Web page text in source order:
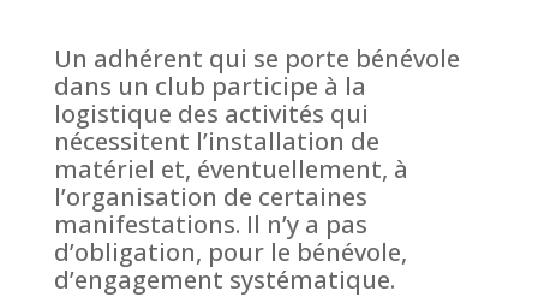
Un adhérent qui se porte bénévole
dans un club participe à la
logistique des activités qui
nécessitent l’installation de
matériel et, éventuellement, à
l’organisation de certaines
manifestations. Il n’y a pas
d’obligation, pour le bénévole,
d’engagement systématique.